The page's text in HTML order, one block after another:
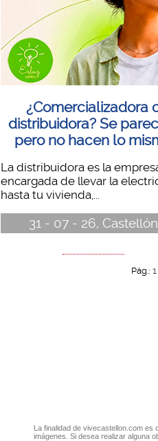
¿Comercializadora
distribuidora? Se
pero no hacen lo
La distribuidora es la
encargada de llevar la
hasta tu vivienda,...
31 - 07 - 26, Castellón
Pág.: 1
La finalidad de vivecastellon.com
imágenes. Si desea realizar alguna